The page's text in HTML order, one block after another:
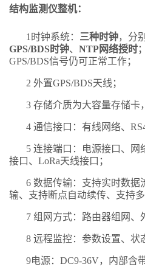
结构监测仪整机：
1时钟系统： 三种时钟，分
GPS/BDS时钟、 NTP网络授时
GPS/BDS信号仍可正常工作；
2 外置GPS/BDS天线；
3 存储介质为大容量存储卡
4 通信接口：有线网络、
5 连接端口：电源接口、网
接口、LoRa天线接口；
6 数据传输：支持实时数据
输、支持断点自动续传、 支持
7 组网方式：路由器组网、
8 远程监控：参数设置、状
9电源： DC9-36V，内部含